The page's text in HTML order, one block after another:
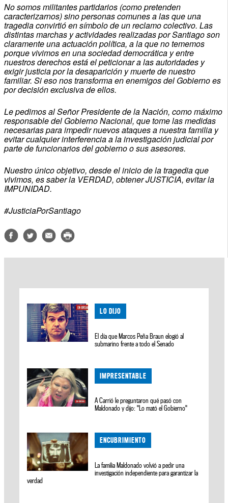
No somos militantes partidarios (como pretenden
caracterizarnos) sino personas comunes a las que una
tragedia convirtió en símbolo de un reclamo colectivo. Las
distintas marchas y actividades realizadas por Santiago son
claramente una actuación política, a la que no tememos
porque vivimos en una sociedad democrática y entre
nuestros derechos está el peticionar a las autoridades y
exigir justicia por la desaparición y muerte de nuestro
familiar. Si eso nos transforma en enemigos del Gobierno es
por decisión exclusiva de ellos.
Le pedimos al Señor Presidente de la Nación, como máximo
responsable del Gobierno Nacional, que tome las medidas
necesarias para impedir nuevos ataques a nuestra familia y
evitar cualquier interferencia a la investigación judicial por
parte de funcionarios del gobierno o sus asesores.
Nuestro único objetivo, desde el inicio de la tragedia que
vivimos, es saber la VERDAD, obtener JUSTICIA, evitar la
IMPUNIDAD.
#JusticiaPorSantiago
LO DIJO
El día que Marcos Peña Braun elogió al
submarino frente a todo el Senado
IMPRESENTABLE
A Carrió le preguntaron qué pasó con
Maldonado y dijo: "Lo mató el Gobierno"
ENCUBRIMIENTO
La familia Maldonado volvió a pedir una
investigación independiente para garantizar la
verdad